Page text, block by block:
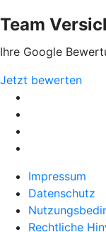
Team
Ihre Google
Jetzt bewerten
Impressum
Datenschutz
Rechtliche